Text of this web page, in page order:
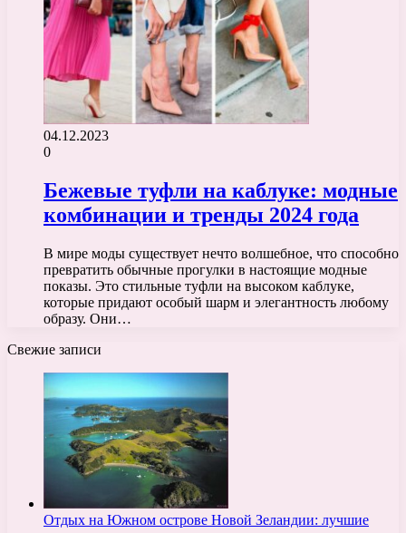
04.12.2023
0
Бежевые туфли на каблуке: модные
комбинации и тренды 2024 года
В мире моды существует нечто волшебное, что способно
превратить обычные прогулки в настоящие модные
показы. Это стильные туфли на высоком каблуке,
которые придают особый шарм и элегантность любому
образу. Они…
Свежие записи
Отдых на Южном острове Новой Зеландии: лучшие